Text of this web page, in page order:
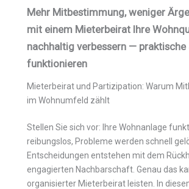
Mehr Mitbestimmung, weniger
mit einem Mieterbeirat Ihre
nachhaltig verbessern — praktische
funktionieren
Mieterbeirat und Partizipation: Warum
im Wohnumfeld zählt
Stellen Sie sich vor: Ihre Wohnanlage
reibungslos, Probleme werden schnell
Entscheidungen entstehen mit dem
engagierten Nachbarschaft. Genau das
organisierter Mieterbeirat leisten. In